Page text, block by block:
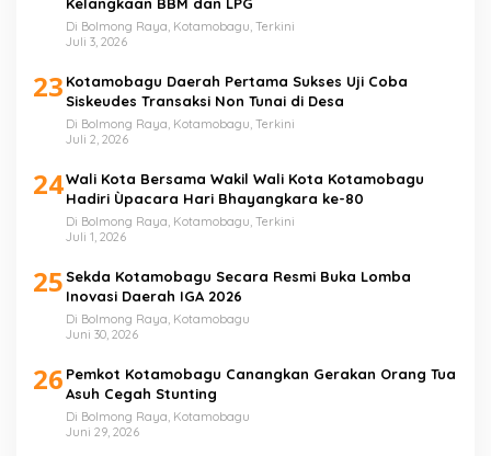
Di Bolmong Raya, Kotamobagu, Terkini
Juli 3, 2026
23 Kotamobagu Daerah Pertama Sukses Uji Coba
Siskeudes Transaksi Non Tunai di Desa
Di Bolmong Raya, Kotamobagu, Terkini
Juli 2, 2026
24Wali Kota Bersama Wakil Wali Kota Kotamobagu
Hadiri Ùpacara Hari Bhayangkara ke-80
Di Bolmong Raya, Kotamobagu, Terkini
Juli 1, 2026
25 Sekda Kotamobagu Secara Resmi Buka Lomba
Inovasi Daerah IGA 2026
Di Bolmong Raya, Kotamobagu
Juni 30, 2026
26 Pemkot Kotamobagu Canangkan Gerakan Orang Tua
Asuh Cegah Stunting
Di Bolmong Raya, Kotamobagu
Juni 29, 2026